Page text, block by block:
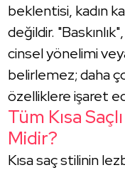
beklentisi, kadın
değildir.
cinsel yönelimi
belirlemez; daha
özelliklere işaret
Tüm Kısa
Midir?
Kısa saç stilinin